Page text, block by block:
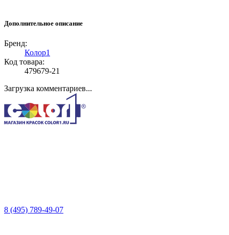
Дополнительное описание
Бренд:
Колор1
Код товара:
479679-21
Загрузка комментариев...
8 (495) 789-49-07